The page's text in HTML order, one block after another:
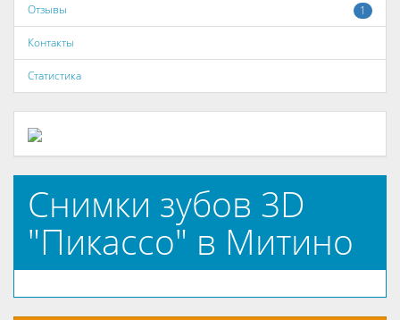
1
Отзывы
Контакты
Статистика
Снимки зубов 3D
"Пикассо" в Митино